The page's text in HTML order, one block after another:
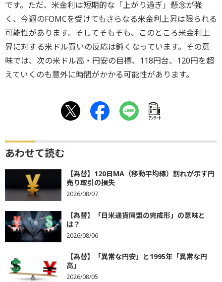
です。ただ、米金利は短期的な「上がり過ぎ」懸念が強
く、今週のFOMCを受けてもさらなる米金利上昇は限られる
可能性があります。そしてそもそも、このところ米金利上
昇に対する米ドル買いの反応は鈍くなっています。その意
味では、次の米ドル高・円安の目標、118円台、120円を超
えていくのも意外に時間がかかる可能性があります。
ｱﾝｹｰﾄ
あわせて読む
【為替】120日MA（移動平均線）割れが示す円
売り取引の損失
2026/08/07
【為替】「日米通貨同盟の完成形」の意味と
は？
2026/08/06
【為替】「異常な円安」と1995年「異常な円
高」
2026/08/05